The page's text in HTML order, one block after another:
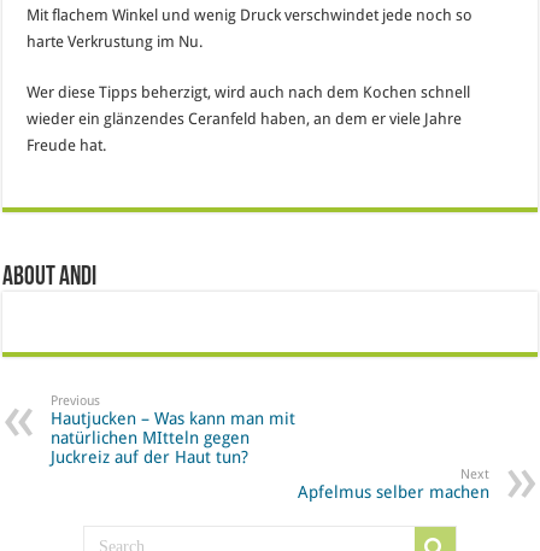
Mit flachem Winkel und wenig Druck verschwindet jede noch so
harte Verkrustung im Nu.
Wer diese Tipps beherzigt, wird auch nach dem Kochen schnell
wieder ein glänzendes Ceranfeld haben, an dem er viele Jahre
Freude hat.
About Andi
Previous
Hautjucken – Was kann man mit
natürlichen MItteln gegen
Juckreiz auf der Haut tun?
Next
Apfelmus selber machen